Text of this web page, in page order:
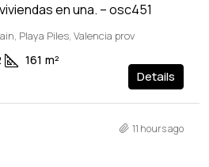
viviendas en una. – osc451
Playa Piles, Valencia prov
161 m²
Details
11 hours ago